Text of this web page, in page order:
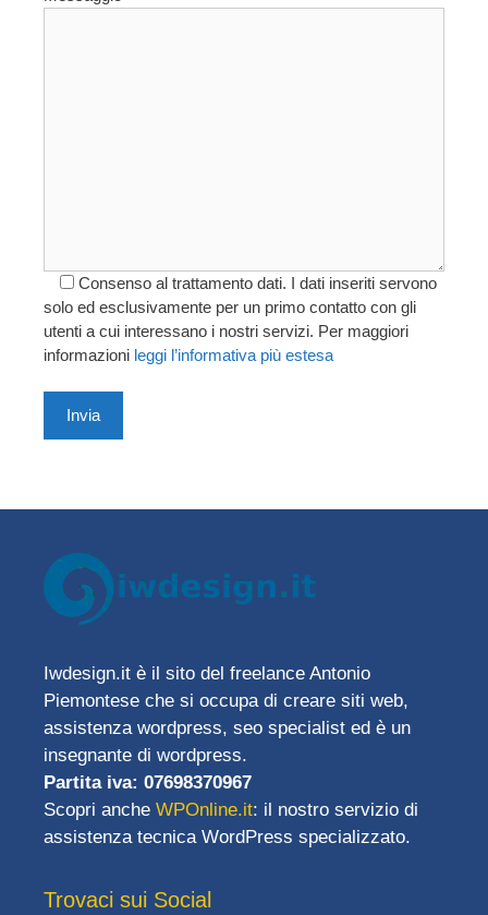
Consenso al trattamento dati. I dati inseriti servono
solo ed esclusivamente per un primo contatto con gli
utenti a cui interessano i nostri servizi. Per maggiori
informazioni leggi l’informativa più estesa
r
n
i
v
:
Iwdesign.it è il sito del freelance Antonio
Piemontese che si occupa di creare siti web,
assistenza wordpress, seo specialist ed è un
insegnante di wordpress.
Partita iva: 07698370967
Scopri anche WPOnline.it: il nostro servizio di
assistenza tecnica WordPress specializzato.
Trovaci sui Social